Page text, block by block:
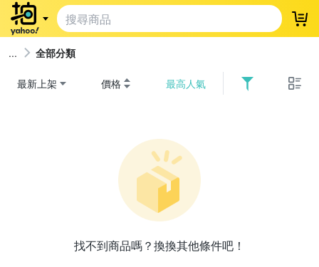
登
全部分類
最新上架 價格 最高人氣
找不到商品嗎？換換其他條件吧！